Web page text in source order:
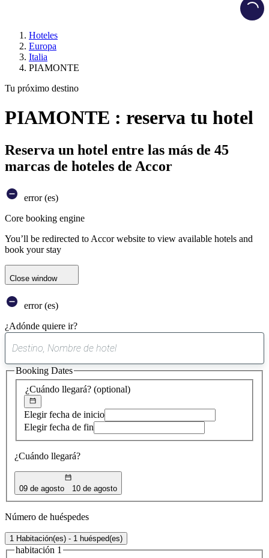
Hoteles
Europa
Italia
PIAMONTE
Tu próximo destino
PIAMONTE : reserva tu hotel
Reserva un hotel entre las más de 45
marcas de hoteles de Accor
error (es)
Core booking engine
You’ll be redirected to Accor website to view available hotels and
book your stay
Close window
error (es)
¿Adónde quiere ir?
sugerencia
encontrada
¿Cuándo llegará? (optional)
Elegir fecha de inicio
Elegir fecha de fin
¿Cuándo llegará?
09 de agosto 10 de agosto
Booking Dates
Número de huéspedes
1 Habitación(es) - 1 huésped(es)
habitación 1